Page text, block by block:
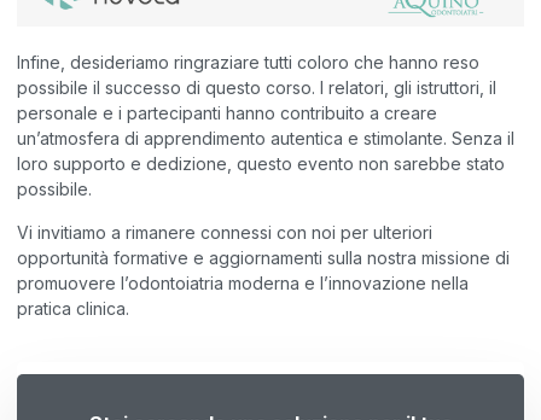
Infine, desideriamo ringraziare tutti coloro che hanno reso
possibile il successo di questo corso. I relatori, gli istruttori, il
personale e i partecipanti hanno contribuito a creare
un’atmosfera di apprendimento autentica e stimolante. Senza il
loro supporto e dedizione, questo evento non sarebbe stato
possibile.
Vi invitiamo a rimanere connessi con noi per ulteriori
opportunità formative e aggiornamenti sulla nostra missione di
promuovere l’odontoiatria moderna e l’innovazione nella
pratica clinica.